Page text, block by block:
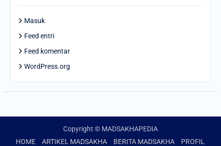
Masuk
Feed entri
Feed komentar
WordPress.org
Copyright © MADSAKHAPEDIA
HOME
ARTIKEL MADSAKHA BERITA MADSAKHA PROFIL